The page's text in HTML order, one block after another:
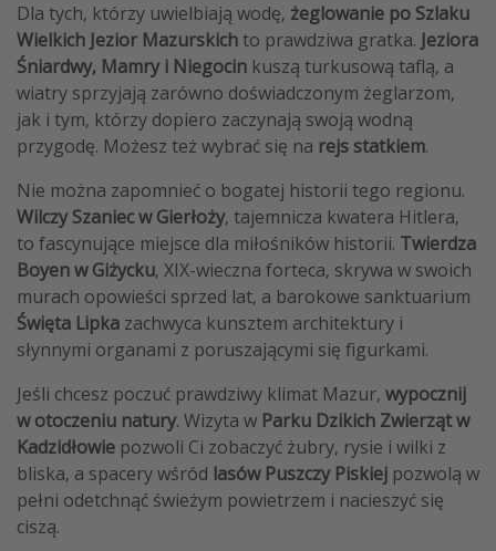
Dla tych, którzy uwielbiają wodę, żeglowanie po Szlaku
Wielkich Jezior Mazurskich to prawdziwa gratka. Jeziora
Śniardwy, Mamry i Niegocin kuszą turkusową taflą, a
wiatry sprzyjają zarówno doświadczonym żeglarzom,
jak i tym, którzy dopiero zaczynają swoją wodną
przygodę. Możesz też wybrać się na rejs statkiem.
Nie można zapomnieć o bogatej historii tego regionu.
Wilczy Szaniec w Gierłoży, tajemnicza kwatera Hitlera,
to fascynujące miejsce dla miłośników historii. Twierdza
Boyen w Giżycku, XIX-wieczna forteca, skrywa w swoich
murach opowieści sprzed lat, a barokowe sanktuarium
Święta Lipka zachwyca kunsztem architektury i
słynnymi organami z poruszającymi się figurkami.
Jeśli chcesz poczuć prawdziwy klimat Mazur, wypocznij
w otoczeniu natury. Wizyta w Parku Dzikich Zwierząt w
Kadzidłowie pozwoli Ci zobaczyć żubry, rysie i wilki z
bliska, a spacery wśród lasów Puszczy Piskiej pozwolą w
pełni odetchnąć świeżym powietrzem i nacieszyć się
ciszą.